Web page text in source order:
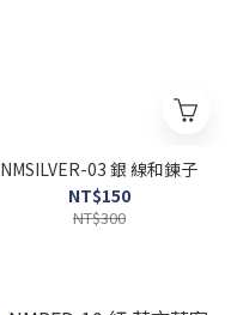
NMSILVER-03 銀 線和鍊子
NT$150
NT$300